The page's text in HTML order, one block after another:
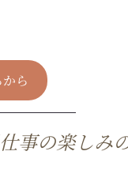
ら
事の楽しみ